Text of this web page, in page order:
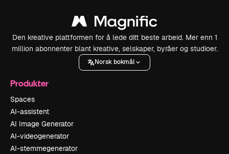
Den kreative plattformen for å lede ditt beste arbeid. Mer enn 1
million abonnenter blant kreative, selskaper, byråer og studioer.
Norsk bokmål
Produkter
Spaces
AI-assistent
AI Image Generator
AI-videogenerator
AI-stemmegenerator